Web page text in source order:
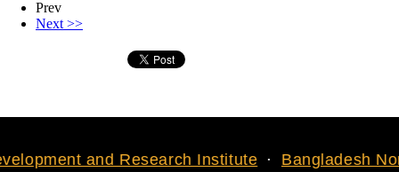
Prev
Next >>
Research Institute Bangladesh North